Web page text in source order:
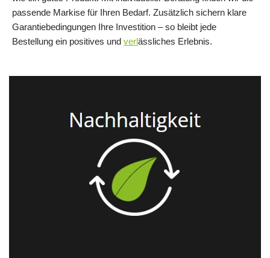
passende Markise für Ihren Bedarf. Zusätzlich sichern klare
Garantiebedingungen Ihre Investition – so bleibt jede
Bestellung ein positives und verlässliches Erlebnis.